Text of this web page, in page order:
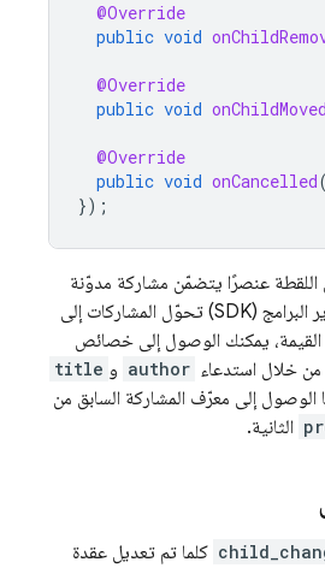
@Override
public void
@Override
public void onChildMoved
@Override
public void onCancelled(
});
عنصرًا يتضمّن مشاركة مدوّنة
فردية. بما أنّ حزمة تطوير البرامج (SDK) تحوّل المشاركات إلى
يمكنك الوصول إلى خصائص
من خلال استدعاء author و title
الوصول إلى معرّف المشاركة السابق من
الثانية.
كلما تم تعديل عقدة